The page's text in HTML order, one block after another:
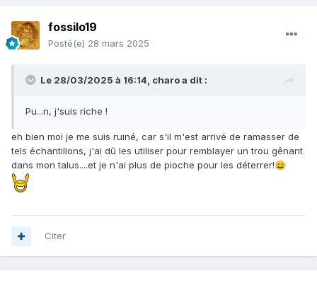
fossilo19
Posté(e) 28 mars 2025
Le 28/03/2025 à 16:14, charoa dit :
Pu...n, j'suis riche !
eh bien moi je me suis ruiné, car s'il m'est arrivé de ramasser de
tels échantillons, j'ai dû les utiliser pour remblayer un trou gênant
dans mon talus....et je n'ai plus de pioche pour les déterrer!😄
Citer